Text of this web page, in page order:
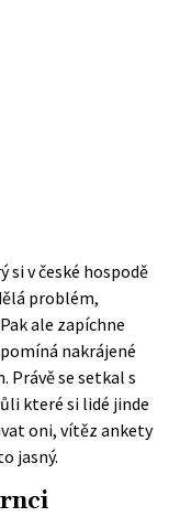
v české hospodě
problém,
ale zapíchne
nakrájené
Právě se setkal s
které si lidé jinde
oni, vítěz ankety
jasný.